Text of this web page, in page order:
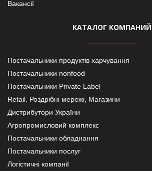
Вакансії
КАТАЛОГ КОМПАНИЙ
Постачальники продуктів харчування
Постачальники nonfood
Постачальники Private Label
Retail. Роздрібні мережі, Магазини
Дистрибутори України
Агропромисловий комплекс
Постачальники обладнання
Постачальники послуг
Логістичні компанії